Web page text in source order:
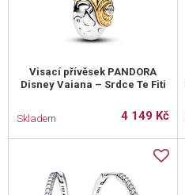
Visací přívěsek PANDORA
Disney Vaiana – Srdce Te Fiti
Skladem 4 149 Kč